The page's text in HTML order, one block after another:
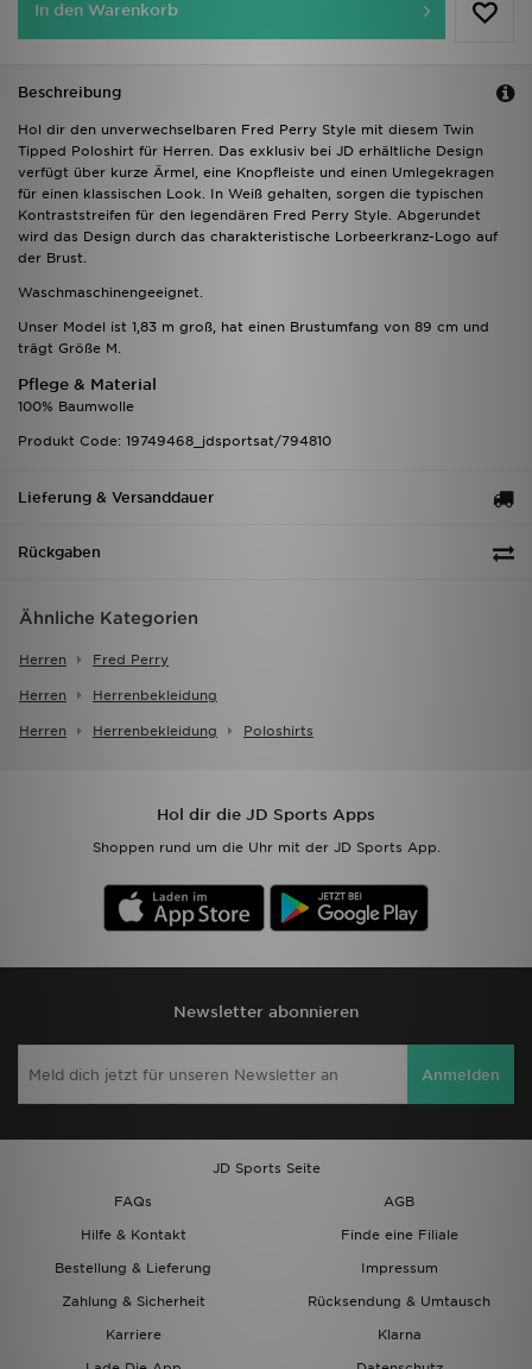
In den Warenkorb
Beschreibung
Hol dir den unverwechselbaren Fred Perry Style mit diesem Twin
Tipped Poloshirt für Herren. Das exklusiv bei JD erhältliche Design
verfügt über kurze Ärmel, eine Knopfleiste und einen Umlegekragen
für einen klassischen Look. In Weiß gehalten, sorgen die typischen
Kontraststreifen für den legendären Fred Perry Style. Abgerundet
wird das Design durch das charakteristische Lorbeerkranz-Logo auf
der Brust.
Waschmaschinengeeignet.
Unser Model ist 1,83 m groß, hat einen Brustumfang von 89 cm und
trägt Größe M.
Pflege & Material
100% Baumwolle
Produkt Code: 19749468_jdsportsat/794810
Lieferung & Versanddauer
Rückgaben
Ähnliche Kategorien
Herren Fred Perry
Herren Herrenbekleidung
Herren Herrenbekleidung Poloshirts
Hol dir die JD Sports Apps
Shoppen rund um die Uhr mit der JD Sports App.
Newsletter abonnieren
Anmelden
JD Sports Seite
FAQs
AGB
Hilfe & Kontakt
Finde eine Filiale
Bestellung & Lieferung
Impressum
Zahlung & Sicherheit
Rücksendung & Umtausch
Karriere
Klarna